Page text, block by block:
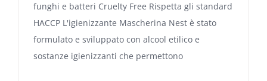
funghi e batteri Cruelty Free Rispetta gli standard
HACCP L'igienizzante Mascherina Nest è stato
formulato e sviluppato con alcool etilico e
sostanze igienizzanti che permettono